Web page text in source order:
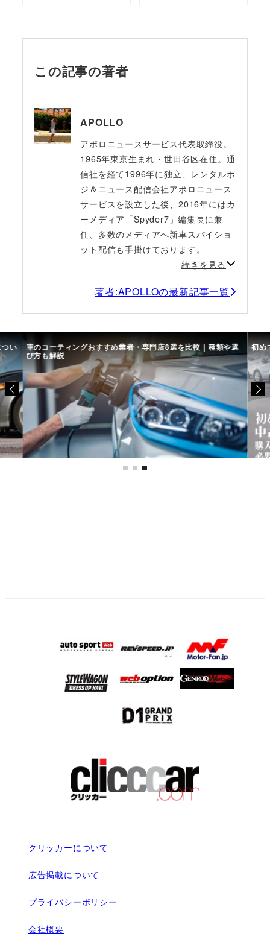
この記事の著者
APOLLO
アポロニュースサービス代表取締役。
1965年東京生まれ・世田谷区在住。通
信社を経て1996年に独立、レンタルポ
ジ＆ニュース配信会社アポロニュース
サービスを設立した後、2016年にはカ
ーメディア「Spyder7」編集長に兼
任、多数のメディアへ新車スパイショ
ット配信も手掛けております。
続きを見る
著者:APOLLOの最新記事一覧
い 車のコーティングおすすめ業者・専門店8選を比較｜種類や選
び方も解説
初め
クリッカーについて
広告掲載について
プライバシーポリシー
会社概要